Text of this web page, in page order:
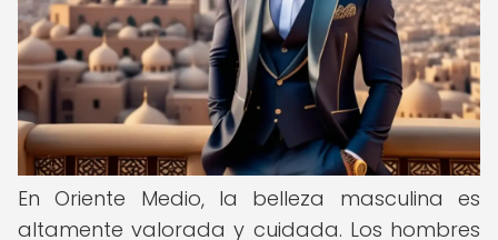
En Oriente Medio, la belleza masculina es
altamente valorada y cuidada. Los hombres